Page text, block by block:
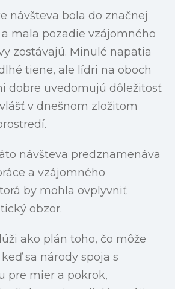
návšteva bola do značnej
mala pozadie vzájomného
zostávajú. Minulé napätia
tiene, ale lídri na oboch
dobre uvedomujú dôležitosť
v dnešnom zložitom
návšteva predznamenáva
a vzájomného
by mohla ovplyvniť
obzor.
ako plán toho, čo môže
sa národy spoja s
pre mier a pokrok,